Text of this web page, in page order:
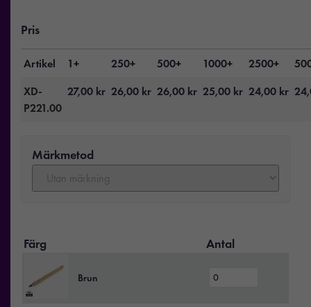
Pris
Artikel 1+ 250+ 500+ 1000+ 2500+
XD-
P221.00
27,00 kr 26,00 kr 26,00 kr 25,00 kr 24,00 kr
Märkmetod
Färg Antal
Brun